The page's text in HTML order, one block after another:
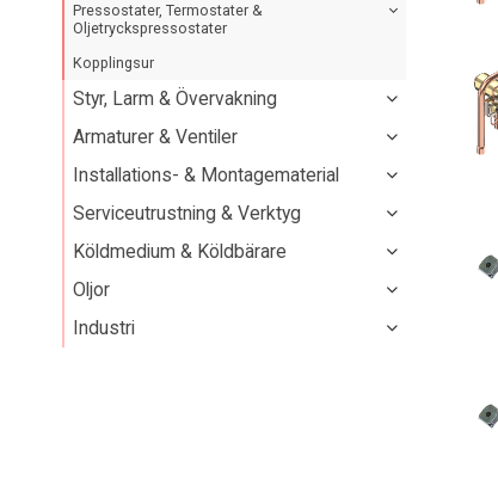
Pressostater, Termostater &
Oljetryckspressostater
Kopplingsur
Styr, Larm & Övervakning
Armaturer & Ventiler
Installations- & Montagematerial
Serviceutrustning & Verktyg
Köldmedium & Köldbärare
Oljor
Industri